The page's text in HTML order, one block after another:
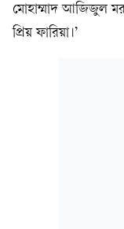
মোহাম্মাদ আজিজুল
প্রিয় ফারিয়া।’